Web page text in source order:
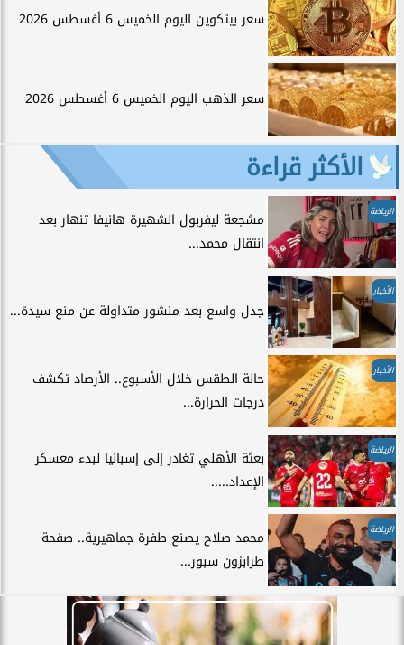
سعر بيتكوين اليوم الخميس 6 أغسطس 2026
سعر الذهب اليوم الخميس 6 أغسطس 2026
الأكثر قراءة
الرياضة
مشجعة ليفربول الشهيرة هانيفا تنهار بعد
انتقال محمد...
الأخبار
جدل واسع بعد منشور متداولة عن منع سيدة...
الأخبار
حالة الطقس خلال الأسبوع.. الأرصاد تكشف
درجات الحرارة...
الرياضة
بعثة الأهلي تغادر إلى إسبانيا لبدء معسكر
الإعداد.....
الرياضة
محمد صلاح يصنع طفرة جماهيرية.. صفحة
طرابزون سبور...